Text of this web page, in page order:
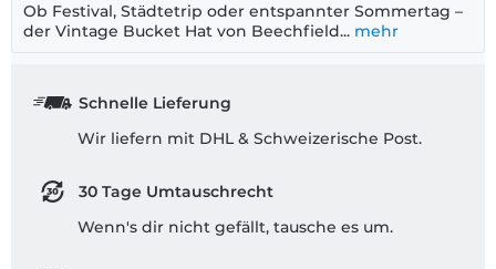
Ob Festival, Städtetrip oder entspannter Sommertag –
der Vintage Bucket Hat von Beechfield... mehr
Schnelle Lieferung
Wir liefern mit DHL & Schweizerische Post.
30 Tage Umtauschrecht
Wenn's dir nicht gefällt, tausche es um.